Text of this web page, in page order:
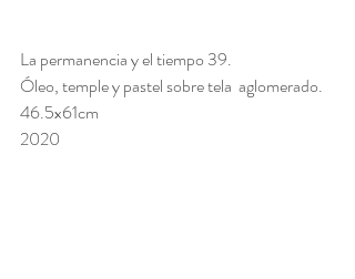
La permanencia y el tiempo 39.
Óleo, temple y pastel sobre tela  aglomerado.
46.5x61cm
2020